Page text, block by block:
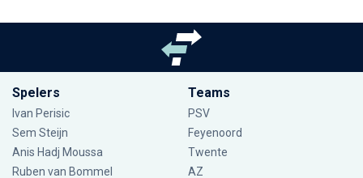
Spelers
Ivan Perisic
Sem Steijn
Anis Hadj Moussa
Ruben van Bommel
Teams
PSV
Feyenoord
Twente
AZ